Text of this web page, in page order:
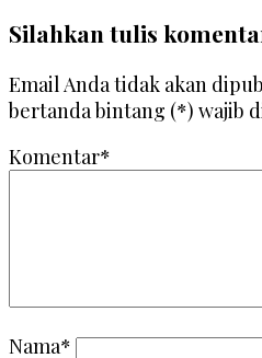
Silahkan tulis
Email Anda tidak akan
bertanda bintang (*) wajib
Komentar*
Nama*